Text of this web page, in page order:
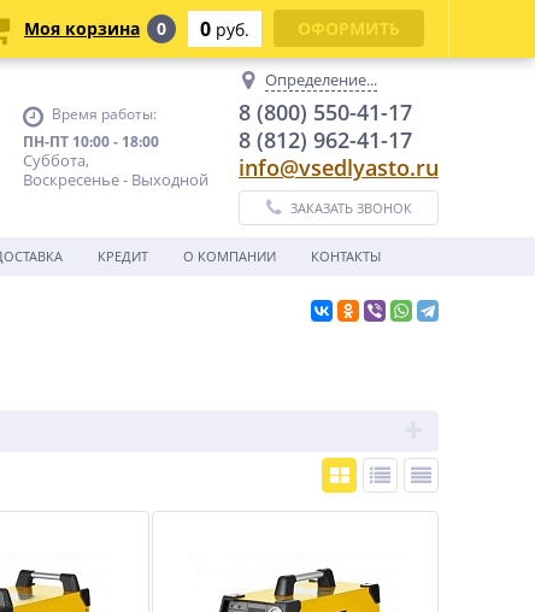
Время работы:
ПН-ПТ 10:00 - 18:00
Суббота,
Воскресенье - Выходной
Определение...
8 (800) 550-41-17
8 (812) 962-41-17
info@vsedlyasto.ru
ЗАКАЗАТЬ ЗВОНОК
КРЕДИТ О КОМПАНИИ КОНТАКТЫ
Моя корзина 0 0 руб. ОФОРМИТЬ